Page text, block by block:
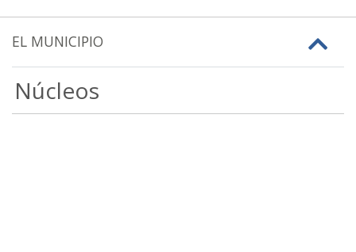
EL MUNICIPIO
Núcleos